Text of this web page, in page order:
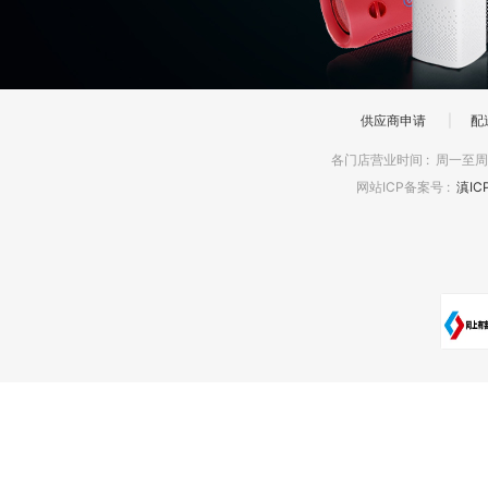
供应商申请 配
各门店营业时间 : 周一至
网站ICP备案号 : 滇